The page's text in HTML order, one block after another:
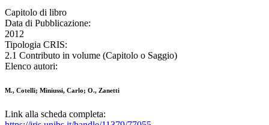
Capitolo di libro
Data di Pubblicazione:
2012
Tipologia CRIS:
2.1 Contributo in volume (Capitolo o Saggio)
Elenco autori:
M., Cotelli; Miniussi, Carlo; O., Zanetti
Link alla scheda completa: